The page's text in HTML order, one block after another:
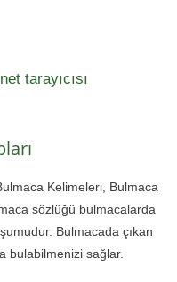
tarayıcısı
Kelimeleri, Bulmaca
sözlüğü bulmacalarda
Bulmacada çıkan
bulabilmenizi sağlar.